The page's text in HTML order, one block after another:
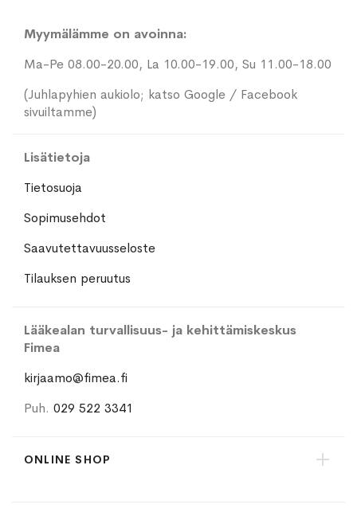
Myymälämme on avoinna:
Ma-Pe 08.00-20.00, La 10.00-19.00, Su 11.00-18.00
(Juhlapyhien aukiolo; katso Google / Facebook
sivuiltamme)
Lisätietoja
Tietosuoja
Sopimusehdot
Saavutettavuusseloste
Tilauksen peruutus
Lääkealan turvallisuus- ja kehittämiskeskus
Fimea
kirjaamo@fimea.fi
Puh. 029 522 3341
ONLINE SHOP